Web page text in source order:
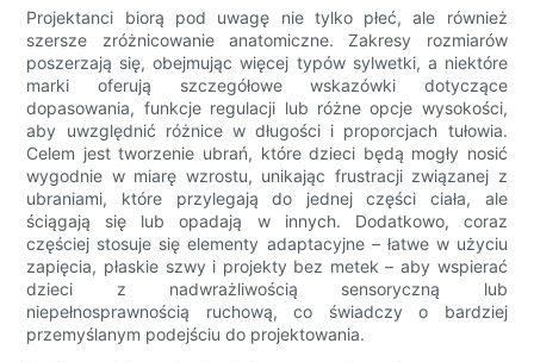
Projektanci biorą pod uwagę nie tylko płeć, ale również
szersze zróżnicowanie anatomiczne. Zakresy rozmiarów
poszerzają się, obejmując więcej typów sylwetki, a niektóre
marki oferują szczegółowe wskazówki dotyczące
dopasowania, funkcje regulacji lub różne opcje wysokości,
aby uwzględnić różnice w długości i proporcjach tułowia.
Celem jest tworzenie ubrań, które dzieci będą mogły nosić
wygodnie w miarę wzrostu, unikając frustracji związanej z
ubraniami, które przylegają do jednej części ciała, ale
ściągają się lub opadają w innych. Dodatkowo, coraz
częściej stosuje się elementy adaptacyjne – łatwe w użyciu
zapięcia, płaskie szwy i projekty bez metek – aby wspierać
dzieci z nadwrażliwością sensoryczną lub
niepełnosprawnością ruchową, co świadczy o bardziej
przemyślanym podejściu do projektowania.